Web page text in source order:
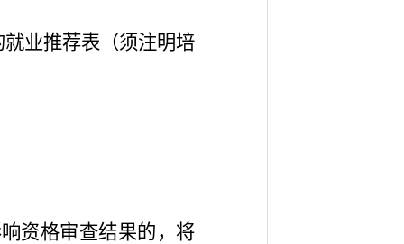
业推荐表（须注明培
资格审查结果的，将